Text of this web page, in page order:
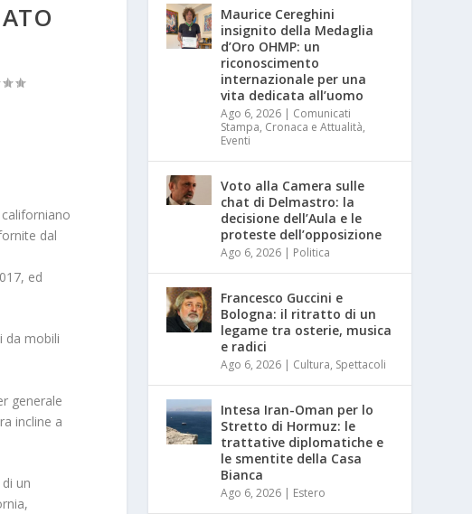
californiano
dal
ed
da mobili
generale
incline a
un
Maurice Cereghini
insignito della Medaglia
d’Oro OHMP: un
riconoscimento
internazionale per una
vita dedicata all’uomo
Ago 6, 2026 | Comunicati
Stampa, Cronaca e Attualità,
Eventi
Voto alla Camera sulle
chat di Delmastro: la
decisione dell’Aula e le
proteste dell’opposizione
Ago 6, 2026 | Politica
Francesco Guccini e
Bologna: il ritratto di un
legame tra osterie, musica
e radici
Ago 6, 2026 | Cultura, Spettacoli
Intesa Iran-Oman per lo
Stretto di Hormuz: le
trattative diplomatiche e
le smentite della Casa
Bianca
Ago 6, 2026 | Estero